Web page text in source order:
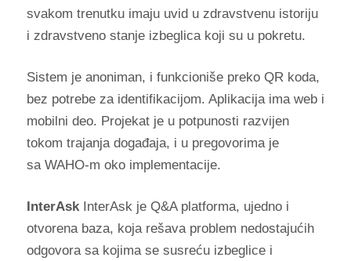
svakom trenutku imaju uvid u zdravstvenu istoriju
i zdravstveno stanje izbeglica koji su u pokretu.
Sistem je anoniman, i funkcioniše preko QR koda,
bez potrebe za identifikacijom. Aplikacija ima web i
mobilni deo. Projekat je u potpunosti razvijen
tokom trajanja događaja, i u pregovorima je
sa WAHO-m oko implementacije.
InterAskInterAsk je Q&A platforma, ujedno i
otvorena baza, koja rešava problem nedostajućih
odgovora sa kojima se susreću izbeglice i